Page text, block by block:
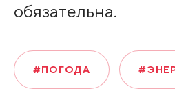
обязательна.
#ПОГОДА